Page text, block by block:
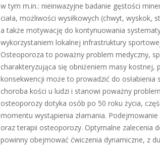
w tym m.in.: nieinwazyjne badanie gęstości
ciała, możliwości wysiłkowych (chwyt,
a także motywację do kontynuowania
wykorzystaniem lokalnej infrastruktury
Osteoporoza to poważny problem medyczny,
charakteryzująca się obniżeniem masy
konsekwencji może to prowadzić do osłabienia
choroba kości u ludzi i stanowi poważny
osteoporozy dotyka osób po 50 roku życia,
momentu wystąpienia złamania.
oraz terapii osteoporozy. Optymalne zalecenia
powinny obejmować ćwiczenia dynamiczne, z